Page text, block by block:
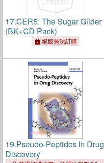
17.CER5: The Sugar Glider
(BK+CD Pack)
絕版無法訂購
19.Pseudo-Peptides In Drug
Discovery